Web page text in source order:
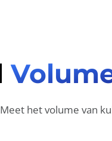
Meet het volume van